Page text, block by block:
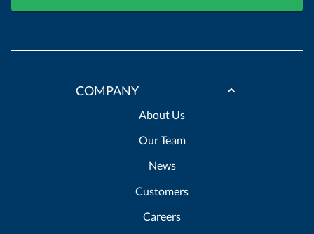
COMPANY
About Us
Our Team
News
Customers
Careers